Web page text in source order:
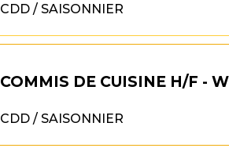
CDD / SAISONNIER
COMMIS DE CUISINE H/F -
CDD / SAISONNIER